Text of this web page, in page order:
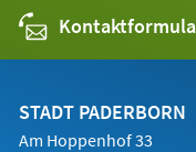
STADT PADERBORN
Am Hoppenhof 33